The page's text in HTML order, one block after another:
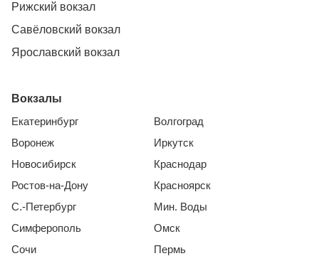
Рижский вокзал
Савёловский вокзал
Ярославский вокзал
Вокзалы
Екатеринбург
Воронеж
Новосибирск
Ростов-на-Дону
С.-Петербург
Симферополь
Сочи
Волгоград
Иркутск
Краснодар
Красноярск
Мин. Воды
Омск
Пермь